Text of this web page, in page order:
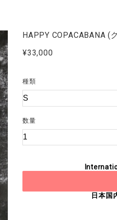
HAPPY COPACABANA (
¥33,000
種類
数量
日本国